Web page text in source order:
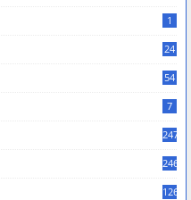
1
24
54
7
247
246
126